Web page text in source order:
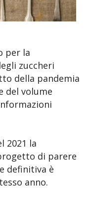
per la
zuccheri
della pandemia
del volume
2021 la
di parere
definitiva è
anno.